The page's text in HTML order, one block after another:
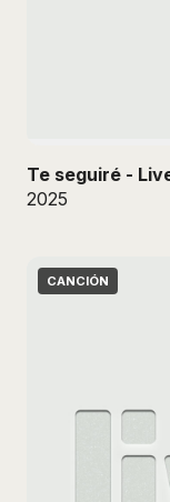
Te seguiré -
2025
CANCIÓN